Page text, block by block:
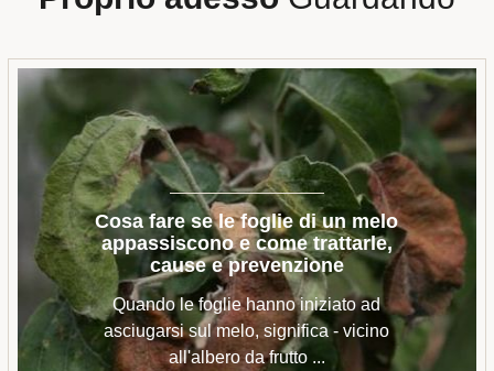
Cosa fare se le foglie di un melo
appassiscono e come trattarle,
cause e prevenzione
Quando le foglie hanno iniziato ad
asciugarsi sul melo, significa - vicino
all'albero da frutto ...